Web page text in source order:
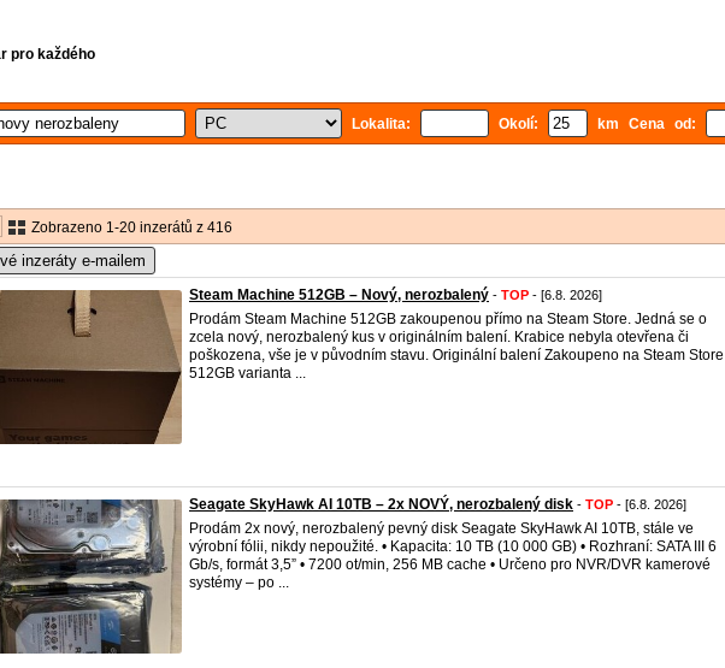
pro každého
Lokalita: Okolí: km Cena od:
Zobrazeno 1-20 inzerátů z 416
inzeráty e-mailem
Steam Machine 512GB – Nový, nerozbalený - TOP - [6.8. 2026]
Prodám Steam Machine 512GB zakoupenou přímo na Steam Store. Jedná se o
zcela nový, nerozbalený kus v originálním balení. Krabice nebyla otevřena či
poškozena, vše je v původním stavu. Originální balení Zakoupeno na Steam Store
512GB varianta ...
Seagate SkyHawk AI 10TB – 2x NOVÝ, nerozbalený disk - TOP - [6.8. 2026]
Prodám 2x nový, nerozbalený pevný disk Seagate SkyHawk AI 10TB, stále ve
výrobní fólii, nikdy nepoužité. • Kapacita: 10 TB (10 000 GB) • Rozhraní: SATA III 6
Gb/s, formát 3,5” • 7200 ot/min, 256 MB cache • Určeno pro NVR/DVR kamerové
systémy – po ...